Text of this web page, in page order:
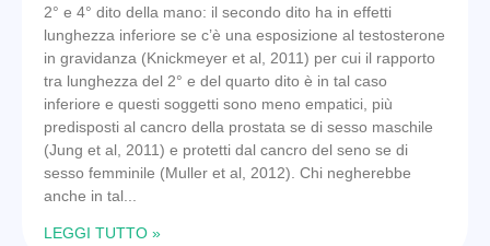
2° e 4° dito della mano: il secondo dito ha in effetti
lunghezza inferiore se c’è una esposizione al testosterone
in gravidanza (Knickmeyer et al, 2011) per cui il rapporto
tra lunghezza del 2° e del quarto dito è in tal caso
inferiore e questi soggetti sono meno empatici, più
predisposti al cancro della prostata se di sesso maschile
(Jung et al, 2011) e protetti dal cancro del seno se di
sesso femminile (Muller et al, 2012). Chi negherebbe
anche in tal
LEGGI TUTTO »